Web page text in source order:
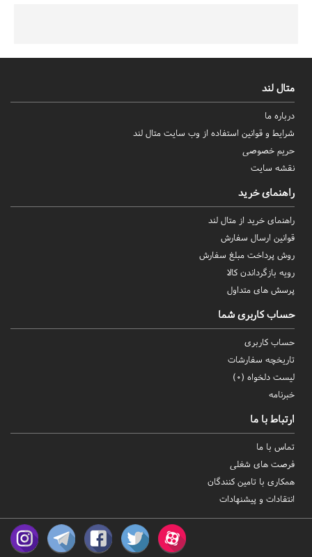
متال لند
درباره ما
شرایط و قوانین استفاده از وب سایت متال لند
حریم خصوصی
نقشه سایت
راهنمای خرید
راهنمای خرید از متال لند
قوانین ارسال سفارش
روش‌ پرداخت مبلغ سفارش
رویه بازگرداندن کالا
پرسش های متداول
حساب کاربری شما
حساب کاربری
تاریخچه سفارشات
لیست دلخواه (0
)
خبرنامه
ارتباط با ما
تماس با ما
فرصت های شغلی
همکاری با تامین کنندگان
انتقادات و پیشنهادات